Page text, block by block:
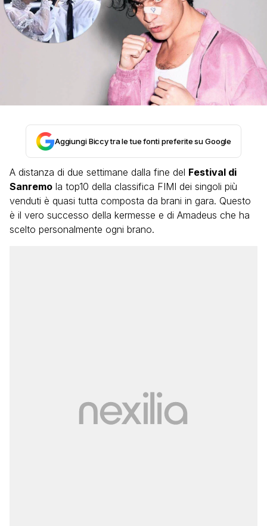
Aggiungi Biccy tra le tue fonti preferite su Google
A distanza di due settimane dalla fine del Festival di
Sanremo la top10 della classifica FIMI dei singoli più
venduti è quasi tutta composta da brani in gara. Questo
è il vero successo della kermesse e di Amadeus che ha
scelto personalmente ogni brano.